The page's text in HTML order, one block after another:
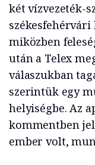
két vízvezeték-
miközben
után a Telex
válaszukban
szerintük egy
helyiségbe. Az
kommentben
ember volt,